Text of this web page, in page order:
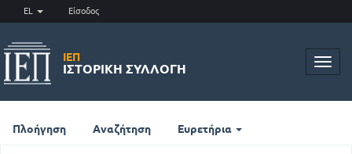
EL Είσοδος
ΙΕΠ
ΙΣΤΟΡΙΚΉ ΣΥΛΛΟΓΉ
Πλοήγηση Αναζήτηση Ευρετήρια